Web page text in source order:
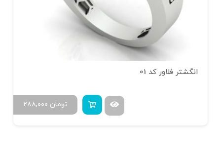
انگشتر فلاور کد 01
۲۸۸,۰۰۰ تومان